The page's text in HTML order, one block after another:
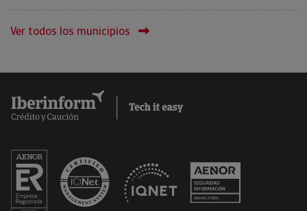
Ver todos los municipios